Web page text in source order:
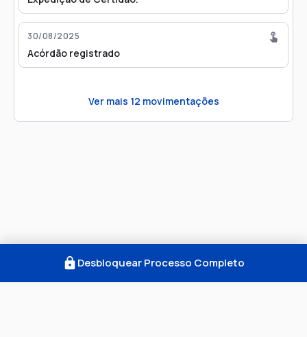
30/08/2025
Acórdão registrado
Ver mais 12 movimentações
Desbloquear Processo Completo